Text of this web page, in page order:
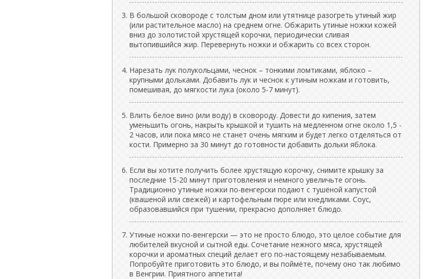
В большой сковороде с толстым дном или утятнице разогреть утиный жир
(или растительное масло) на среднем огне. Обжарить утиные ножки кожей
вниз до золотистой хрустящей корочки, периодически сливая
вытопившийся жир. Перевернуть ножки и обжарить со всех сторон.
Нарезать лук полукольцами, чеснок – тонкими ломтиками, яблоко –
крупными дольками. Добавить лук и чеснок к утиным ножкам и готовить,
помешивая, до мягкости лука (около 5-7 минут).
Влить белое вино (или воду) в сковороду. Довести до кипения, затем
уменьшить огонь, накрыть крышкой и тушить на медленном огне около 1,5 -
2 часов, или пока мясо не станет очень мягким и будет легко отделяться от
кости. Примерно за 30 минут до готовности добавить дольки яблока.
Если вы хотите получить более хрустящую корочку, снимите крышку за
последние 15-20 минут приготовления и немного увеличьте огонь.
Традиционно утиные ножки по-венгерски подают с тушёной капустой
(квашеной или свежей) и картофельным пюре или кнедликами. Соус,
образовавшийся при тушении, прекрасно дополняет блюдо.
Утиные ножки по-венгерски — это не просто блюдо, это целое событие для
любителей вкусной и сытной еды. Сочетание нежного мяса, хрустящей
корочки и ароматных специй делает его по-настоящему незабываемым.
Попробуйте приготовить это блюдо, и вы поймёте, почему оно так любимо
в Венгрии. Приятного аппетита!